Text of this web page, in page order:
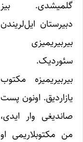
گلمیشدی. بیز
دبیرستان ایل‌لریندن
بیربیریمیزی
سئوردیک.
بیربیریمیزه مکتوب
یازاردیق. اونون پست
صاندیغی وار ایدی،
من مکتوبلاریمی او